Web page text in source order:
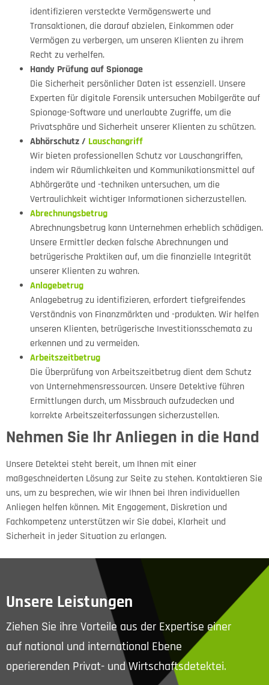
identifizieren versteckte Vermögenswerte und
Transaktionen, die darauf abzielen, Einkommen oder
Vermögen zu verbergen, um unseren Klienten zu ihrem
Recht zu verhelfen.
Handy Prüfung auf Spionage
Die Sicherheit persönlicher Daten ist essenziell. Unsere
Experten für digitale Forensik untersuchen Mobilgeräte auf
Spionage-Software und unerlaubte Zugriffe, um die
Privatsphäre und Sicherheit unserer Klienten zu schützen.
Abhörschutz / Lauschangriff
Wir bieten professionellen Schutz vor Lauschangriffen,
indem wir Räumlichkeiten und Kommunikationsmittel auf
Abhörgeräte und -techniken untersuchen, um die
Vertraulichkeit wichtiger Informationen sicherzustellen.
Abrechnungsbetrug
Abrechnungsbetrug kann Unternehmen erheblich schädigen.
Unsere Ermittler decken falsche Abrechnungen und
betrügerische Praktiken auf, um die finanzielle Integrität
unserer Klienten zu wahren.
Anlagebetrug
Anlagebetrug zu identifizieren, erfordert tiefgreifendes
Verständnis von Finanzmärkten und -produkten. Wir helfen
unseren Klienten, betrügerische Investitionsschemata zu
erkennen und zu vermeiden.
Arbeitszeitbetrug
Die Überprüfung von Arbeitszeitbetrug dient dem Schutz
von Unternehmensressourcen. Unsere Detektive führen
Ermittlungen durch, um Missbrauch aufzudecken und
korrekte Arbeitszeiterfassungen sicherzustellen.
Nehmen Sie Ihr Anliegen in die Hand
Unsere Detektei steht bereit, um Ihnen mit einer
maßgeschneiderten Lösung zur Seite zu stehen. Kontaktieren Sie
uns, um zu besprechen, wie wir Ihnen bei Ihren individuellen
Anliegen helfen können. Mit Engagement, Diskretion und
Fachkompetenz unterstützen wir Sie dabei, Klarheit und
Sicherheit in jeder Situation zu erlangen.
Unsere Leistungen
Ziehen Sie ihre Vorteile aus der Expertise einer
auf national und international Ebene
operierenden Privat- und Wirtschaftsdetektei.